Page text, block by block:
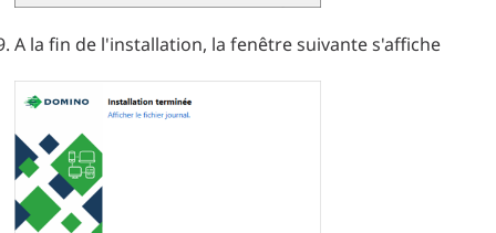
A la fin de l'installation, la fenêtre suivante s'affiche